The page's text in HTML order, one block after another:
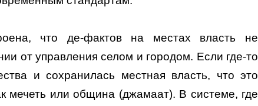
что де-фактов на местах власть не
от управления селом и городом. Если где-то
и сохранилась местная власть, что это
мечеть или община (джамаат). В системе, где